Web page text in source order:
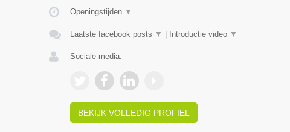
Openingstijden ▼
Laatste facebook posts ▼ Introductie video ▼
Sociale media:
BEKIJK VOLLEDIG PROFIEL